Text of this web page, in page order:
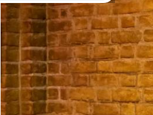
Φθινόπωρο 2026